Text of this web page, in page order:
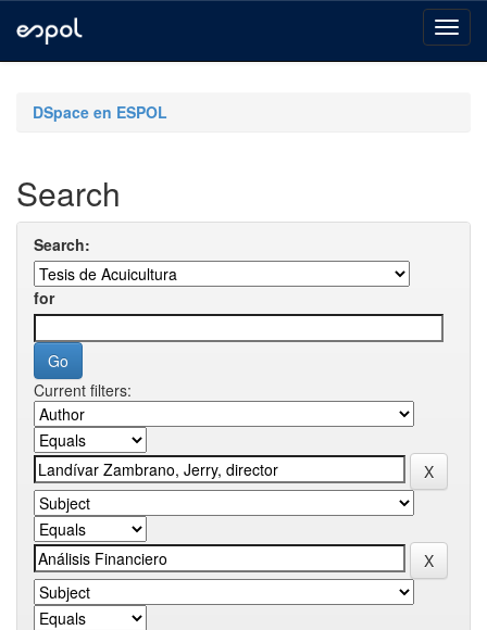
navigationDSpace en ESPOL
Search
Search:
for
Current filters: